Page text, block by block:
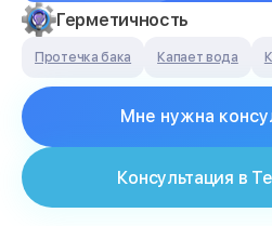
Герметичность
Протечка бака Капает вода
Мне нужна
Консультация в